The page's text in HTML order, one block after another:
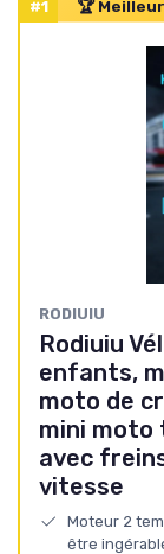
#1 🏆
RODIUIU
Rodiuiu
enfants,
moto de
mini moto
avec
vitesse
Moteur 2
être